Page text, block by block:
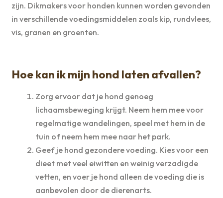
zijn. Dikmakers voor honden kunnen worden gevonden
in verschillende voedingsmiddelen zoals kip, rundvlees,
vis, granen en groenten.
Hoe kan ik mijn hond laten afvallen?
Zorg ervoor dat je hond genoeg
lichaamsbeweging krijgt. Neem hem mee voor
regelmatige wandelingen, speel met hem in de
tuin of neem hem mee naar het park.
Geef je hond gezondere voeding. Kies voor een
dieet met veel eiwitten en weinig verzadigde
vetten, en voer je hond alleen de voeding die is
aanbevolen door de dierenarts.